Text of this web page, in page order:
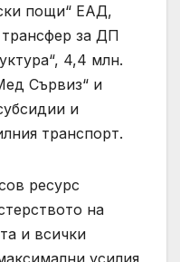
пощи“ ЕАД,
трансфер за ДП
4,4 млн.
Сървиз“ и
и
транспорт.
ресурс
на
и всички
усилия